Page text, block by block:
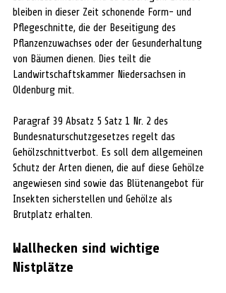
bleiben in dieser Zeit schonende Form- und
Pflegeschnitte, die der Beseitigung des
Pflanzenzuwachses oder der Gesunderhaltung
von Bäumen dienen. Dies teilt die
Landwirtschaftskammer Niedersachsen in
Oldenburg mit.
Paragraf 39 Absatz 5 Satz 1 Nr. 2 des
Bundesnaturschutzgesetzes regelt das
Gehölzschnittverbot. Es soll dem allgemeinen
Schutz der Arten dienen, die auf diese Gehölze
angewiesen sind sowie das Blütenangebot für
Insekten sicherstellen und Gehölze als
Brutplatz erhalten.
Wallhecken sind wichtige
Nistplätze